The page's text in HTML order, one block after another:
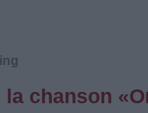
chanson